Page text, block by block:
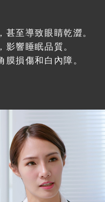
至導致眼睛乾澀。
響睡眠品質。
損傷和白內障。